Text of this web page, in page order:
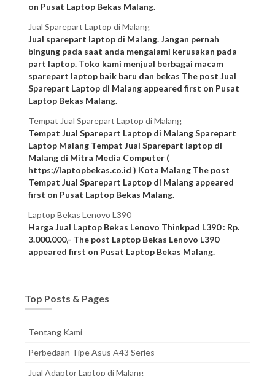
on Pusat Laptop Bekas Malang.
Jual Sparepart Laptop di Malang
Jual sparepart laptop di Malang. Jangan pernah
bingung pada saat anda mengalami kerusakan pada
part laptop. Toko kami menjual berbagai macam
sparepart laptop baik baru dan bekas The post Jual
Sparepart Laptop di Malang appeared first on Pusat
Laptop Bekas Malang.
Tempat Jual Sparepart Laptop di Malang
Tempat Jual Sparepart Laptop di Malang Sparepart
Laptop Malang Tempat Jual Sparepart laptop di
Malang di Mitra Media Computer (
https://laptopbekas.co.id ) Kota Malang The post
Tempat Jual Sparepart Laptop di Malang appeared
first on Pusat Laptop Bekas Malang.
Laptop Bekas Lenovo L390
Harga Jual Laptop Bekas Lenovo Thinkpad L390 : Rp.
3.000.000,- The post Laptop Bekas Lenovo L390
appeared first on Pusat Laptop Bekas Malang.
Top Posts & Pages
Tentang Kami
Perbedaan Tipe Asus A43 Series
Jual Adaptor Laptop di Malang